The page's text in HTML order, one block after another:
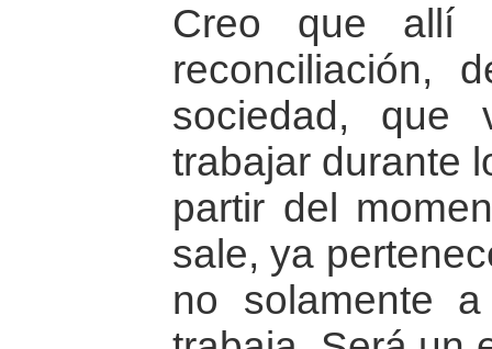
Creo que allí
reconciliación,
sociedad, que
trabajar durante
partir del
sale, ya
no solamente